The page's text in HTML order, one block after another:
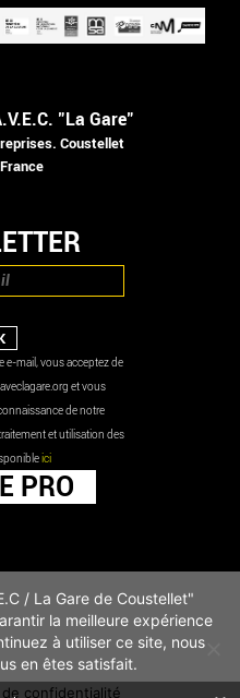
"La Gare"
Coustellet
e-mail, vous acceptez de
et vous
de notre
et utilisation des
ici
PRO
/ La Gare de Coustellet"
la meilleure expérience
à utiliser ce site, nous
en êtes satisfait.
confidentialité